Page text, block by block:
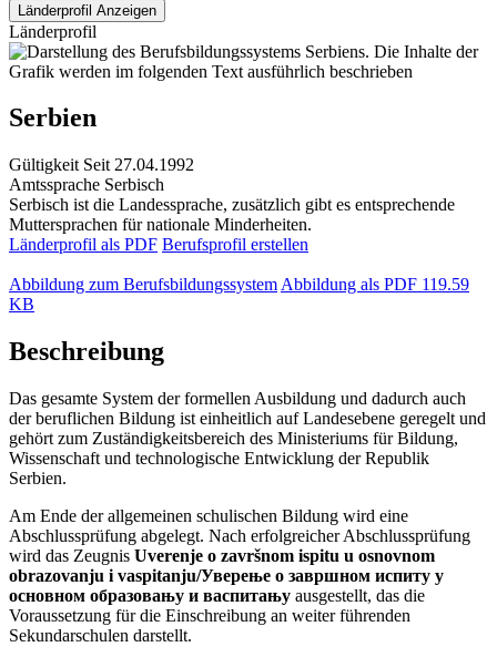
Länderprofil
Serbien
Gültigkeit Seit 27.04.1992
Amtssprache Serbisch
Serbisch ist die Landessprache, zusätzlich gibt es entsprechende
Muttersprachen für nationale Minderheiten.
Länderprofil als PDF Berufsprofil erstellen
Abbildung zum Berufsbildungssystem Abbildung als PDF 119.59
KB
Beschreibung
Das gesamte System der formellen Ausbildung und dadurch auch
der beruflichen Bildung ist einheitlich auf Landesebene geregelt und
gehört zum Zuständigkeitsbereich des Ministeriums für Bildung,
Wissenschaft und technologische Entwicklung der Republik
Serbien.
Am Ende der allgemeinen schulischen Bildung wird eine
Abschlussprüfung abgelegt. Nach erfolgreicher Abschlussprüfung
wird das Zeugnis Uverenje o završnom ispitu u osnovnom
obrazovanju i vaspitanju/Уверење о завршном испиту у
основном образовању и васпитању ausgestellt, das die
Voraussetzung für die Einschreibung an weiter führenden
Sekundarschulen darstellt.